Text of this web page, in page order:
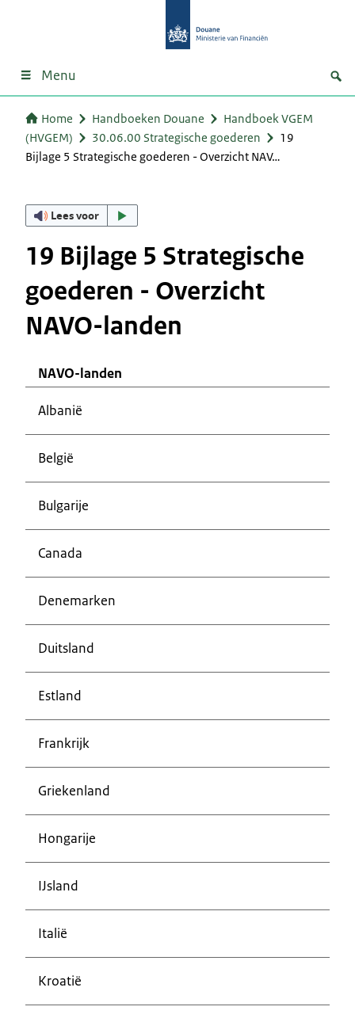
Menu
Home Handboeken Douane
Handboek VGEM
(HVGEM)
30.06.00 Strategische goederen
19
Bijlage 5 Strategische goederen - Overzicht NAV…
Lees voor
19 Bijlage 5 Strategische
goederen - Overzicht
NAVO-landen
NAVO-landen
Albanië
België
Bulgarije
Canada
Denemarken
Duitsland
Estland
Frankrijk
Griekenland
Hongarije
IJsland
Italië
Kroatië